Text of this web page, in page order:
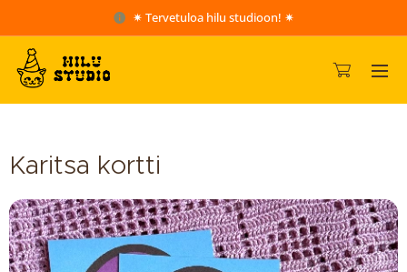
✷ Tervetuloa hilu studioon! ✷
Karitsa kortti